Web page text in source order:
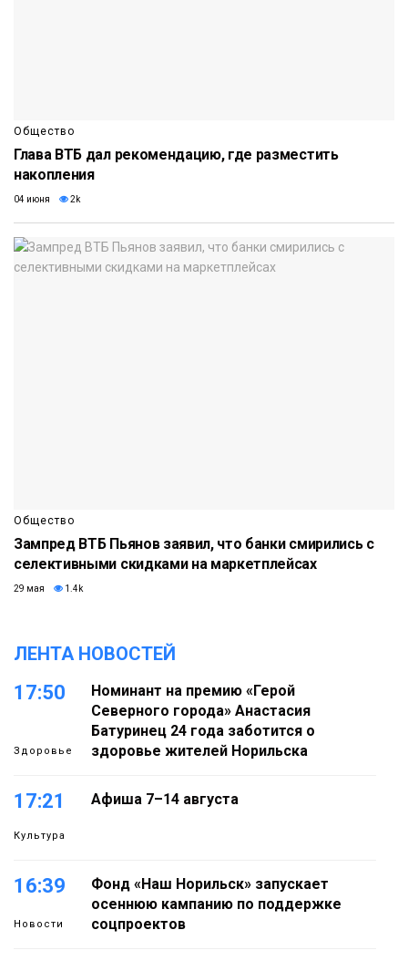
Общество
Глава ВТБ дал рекомендацию, где разместить
накопления
04 июня 2k
Общество
Зампред ВТБ Пьянов заявил, что банки смирились с
селективными скидками на маркетплейсах
29 мая 1.4k
ЛЕНТА НОВОСТЕЙ
17:50
Здоровье
Номинант на премию «Герой
Северного города» Анастасия
Батуринец 24 года заботится о
здоровье жителей Норильска
17:21
Культура
Афиша 7–14 августа
16:39
Новости
Фонд «Наш Норильск» запускает
осеннюю кампанию по поддержке
соцпроектов